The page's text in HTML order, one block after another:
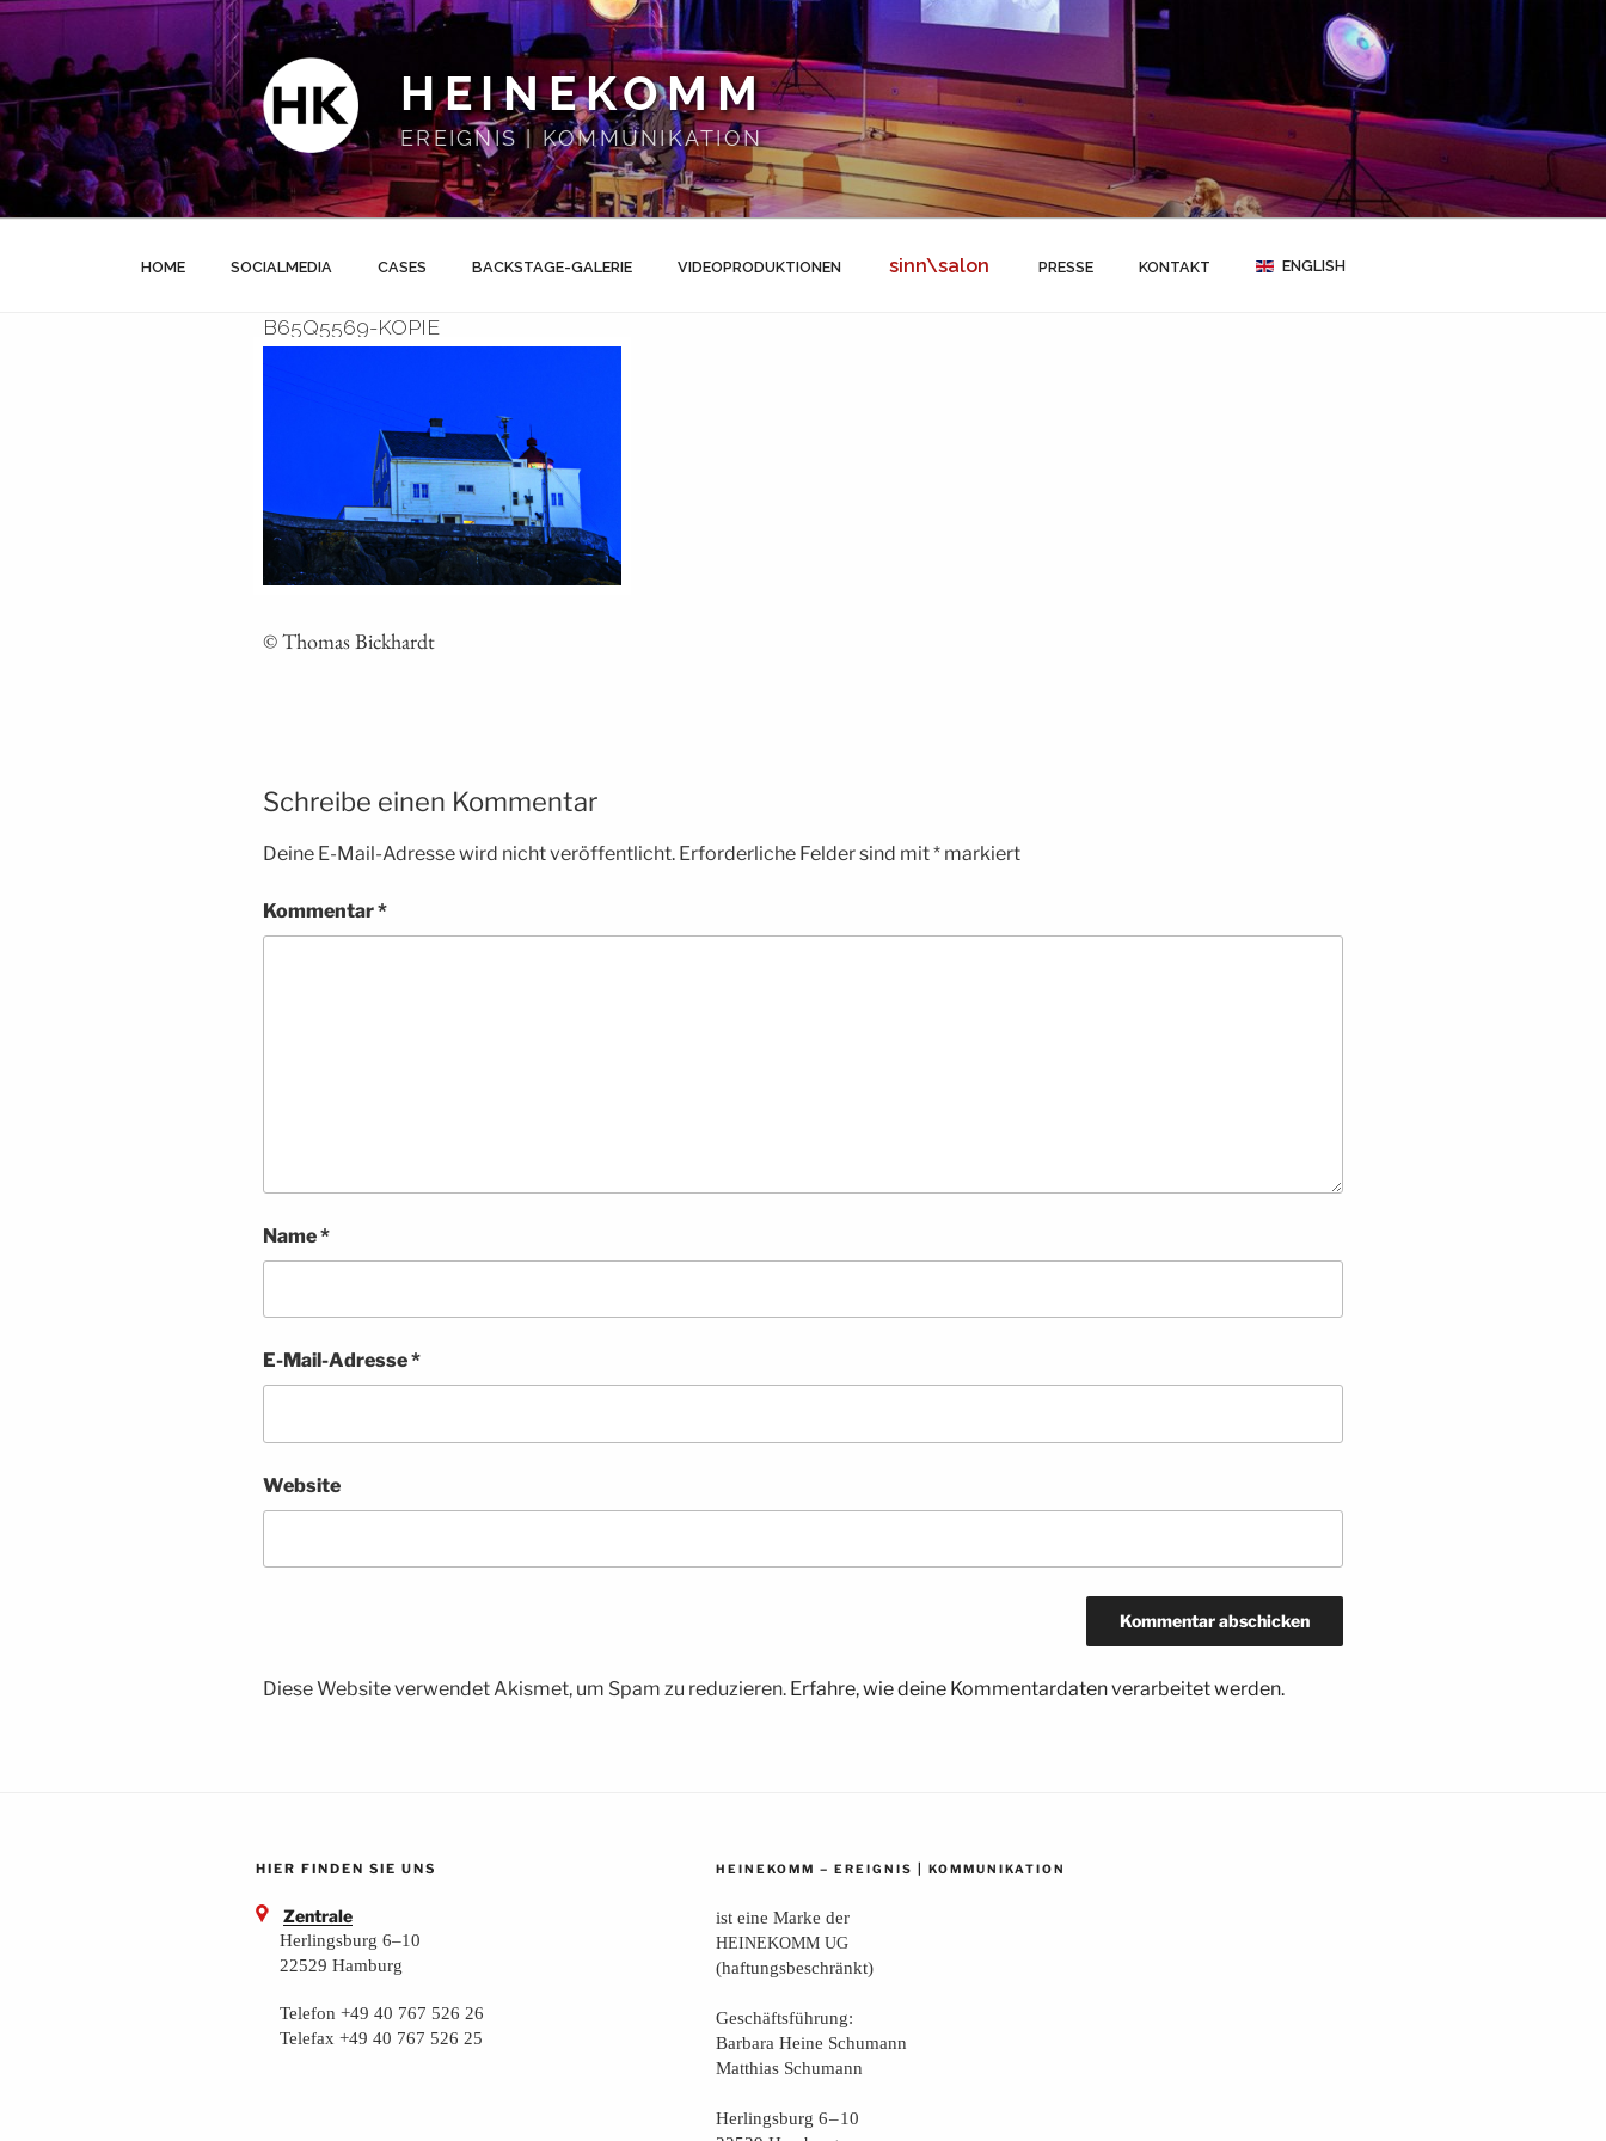
Zum
springen
HEINEKOMM
EREIGNIS | KOMMUNIKATION
HOME SOCIALMEDIA CASES BACKSTAGE-GALERIE VIDEOPRODUKTIONEN sinn\salon PRESSE KONTAKT ENGLISH
B65Q5569-KOPIE
© Tho­mas Bickhardt
Schreibe einen Kommentar
Deine E-Mail-Adresse wird nicht veröffentlicht. Erforderliche Felder sind mit* markiert
Kommentar*
Name*
E-Mail-Adresse*
Website
Diese Website verwendet Akismet, um Spam zu reduzieren. Erfahre, wie deine Kommentardaten verarbeitet werden.
HIER FINDEN SIE UNS
Zentrale
Herlingsburg 6–10
22529 Hamburg
Telefon +49 40 767 526 26
Telefax +49 40 767 526 25
HEINEKOMM – EREIGNIS KOMMUNIKATION
ist eine Mar­ke der
HEINEKOMM UG
(haf­tungs­be­schränkt)
Geschäfts­füh­rung:
Bar­ba­ra Hei­ne Schumann
Mat­thi­as Schumann
Her­lings­burg 6 – 10